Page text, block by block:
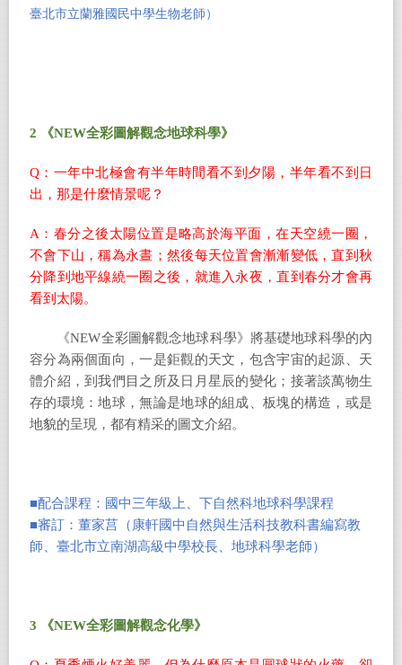
臺北市立蘭雅國民中學生物老師）
2 《NEW全彩圖解觀念地球科學》
Q：一年中北極會有半年時間看不到夕陽，半年看不到日
出，那是什麼情景呢？
A：春分之後太陽位置是略高於海平面，在天空繞一圈，
不會下山，稱為永晝；然後每天位置會漸漸變低，直到秋
分降到地平線繞一圈之後，就進入永夜，直到春分才會再
看到太陽。
《NEW全彩圖解觀念地球科學》將基礎地球科學的內
容分為兩個面向，一是鉅觀的天文，包含宇宙的起源、天
體介紹，到我們目之所及日月星辰的變化；接著談萬物生
存的環境：地球，無論是地球的組成、板塊的構造，或是
地貌的呈現，都有精采的圖文介紹。
■配合課程：國中三年級上、下自然科地球科學課程
■審訂：董家莒（康軒國中自然與生活科技教科書編寫教
師、臺北市立南湖高級中學校長、地球科學老師）
3 《NEW全彩圖解觀念化學》